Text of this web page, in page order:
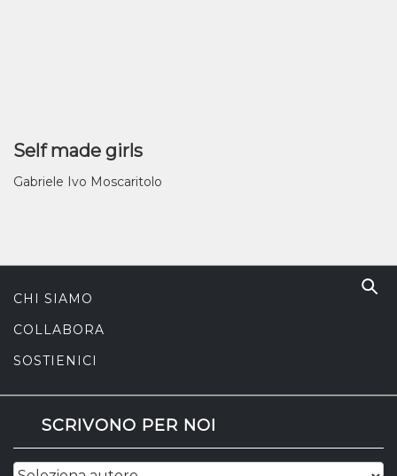
Self made girls
Gabriele Ivo Moscaritolo
CHI SIAMO
COLLABORA
SOSTIENICI
SCRIVONO PER NOI